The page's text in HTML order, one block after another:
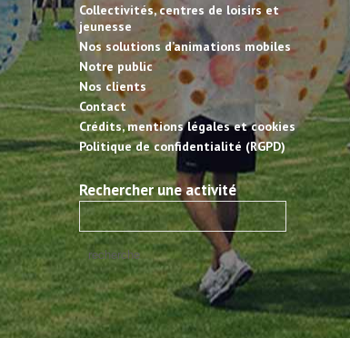
Collectivités, centres de loisirs et
jeunesse
Nos solutions d’animations mobiles
Notre public
Nos clients
Contact
Crédits, mentions légales et cookies
Politique de confidentialité (RGPD)
Rechercher une activité